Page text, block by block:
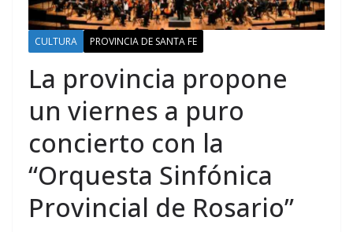
CULTURA PROVINCIA DE SANTA FE
La provincia propone
un viernes a puro
concierto con la
“Orquesta Sinfónica
Provincial de Rosario”